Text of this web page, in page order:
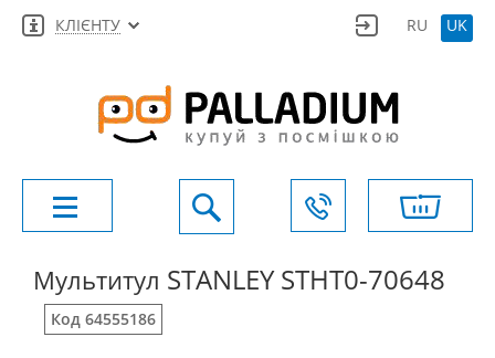
КЛІЄНТУ RU UK
Мультитул STANLEY STHT0-70648
Код 64555186